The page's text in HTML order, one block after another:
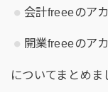
会計freeeのア
開業freeeのア
についてまとめま